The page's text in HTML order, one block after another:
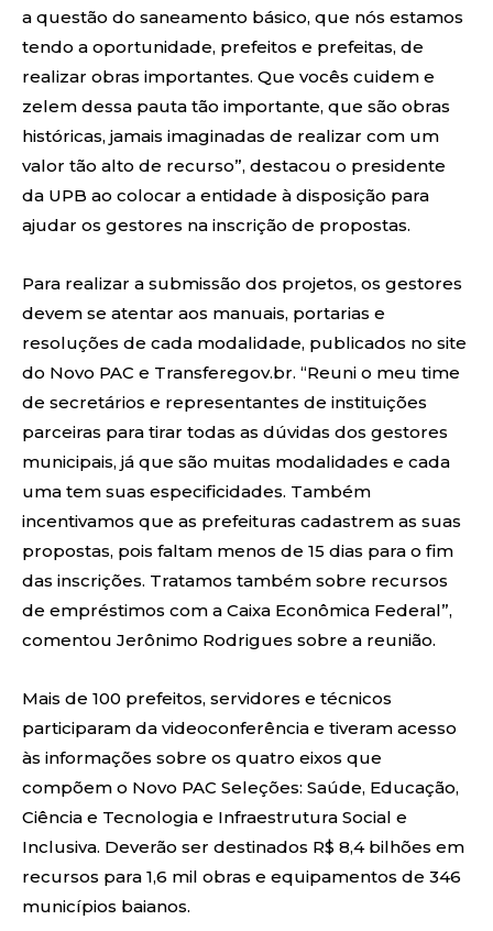
a questão do saneamento básico, que nós estamos
tendo a oportunidade, prefeitos e prefeitas, de
realizar obras importantes. Que vocês cuidem e
zelem dessa pauta tão importante, que são obras
históricas, jamais imaginadas de realizar com um
valor tão alto de recurso”, destacou o presidente
da UPB ao colocar a entidade à disposição para
ajudar os gestores na inscrição de propostas.
Para realizar a submissão dos projetos, os gestores
devem se atentar aos manuais, portarias e
resoluções de cada modalidade, publicados no site
do Novo PAC e Transferegov.br. “Reuni o meu time
de secretários e representantes de instituições
parceiras para tirar todas as dúvidas dos gestores
municipais, já que são muitas modalidades e cada
uma tem suas especificidades. Também
incentivamos que as prefeituras cadastrem as suas
propostas, pois faltam menos de 15 dias para o fim
das inscrições. Tratamos também sobre recursos
de empréstimos com a Caixa Econômica Federal”,
comentou Jerônimo Rodrigues sobre a reunião.
Mais de 100 prefeitos, servidores e técnicos
participaram da videoconferência e tiveram acesso
às informações sobre os quatro eixos que
compõem o Novo PAC Seleções: Saúde, Educação,
Ciência e Tecnologia e Infraestrutura Social e
Inclusiva. Deverão ser destinados R$ 8,4 bilhões em
recursos para 1,6 mil obras e equipamentos de 346
municípios baianos.